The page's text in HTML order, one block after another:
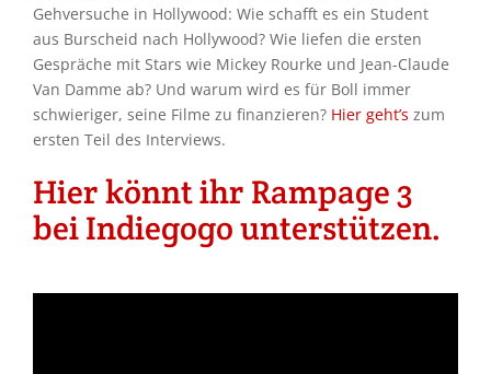
Discord
Gehversuche in Hollywood: Wie schafft es ein Student
aus Burscheid nach Hollywood? Wie liefen die ersten
Gespräche mit Stars wie Mickey Rourke und Jean-Claude
Van Damme ab? Und warum wird es für Boll immer
schwieriger, seine Filme zu finanzieren? Hier geht’s zum
ersten Teil des Interviews.
Hier könnt ihr Rampage 3
bei Indiegogo unterstützen.